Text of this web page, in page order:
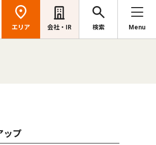
エリア 会社・IR 検索 Menu
ップ